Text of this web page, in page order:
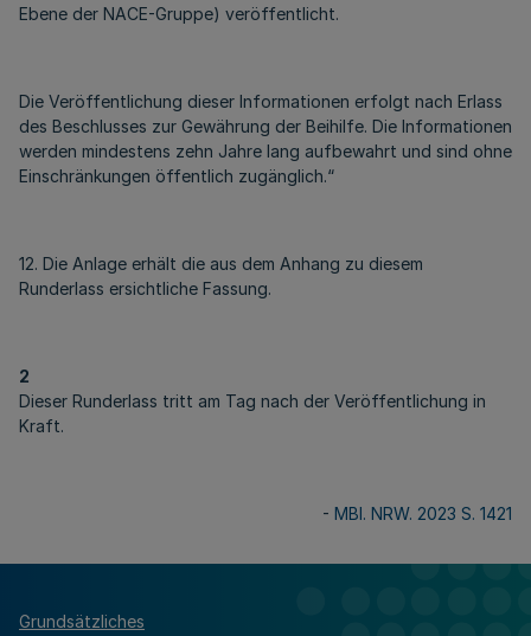
Ebene der NACE-Gruppe) veröffentlicht.
Die Veröffentlichung dieser Informationen erfolgt nach Erlass
des Beschlusses zur Gewährung der Beihilfe. Die Informationen
werden mindestens zehn Jahre lang aufbewahrt und sind ohne
Einschränkungen öffentlich zugänglich.“
12. Die Anlage erhält die aus dem Anhang zu diesem
Runderlass ersichtliche Fassung.
2
Dieser Runderlass tritt am Tag nach der Veröffentlichung in
Kraft.
- MBl. NRW. 2023 S. 1421
Grundsätzliches